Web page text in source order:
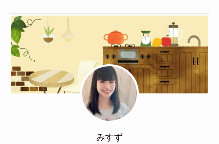
みすず